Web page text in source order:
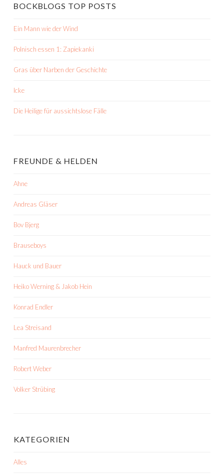
BOCKBLOGS TOP POSTS
Ein Mann wie der Wind
Polnisch essen 1: Zapiekanki
Gras über Narben der Geschichte
Icke
Die Heilige für aussichtslose Fälle
FREUNDE & HELDEN
Ahne
Andreas Gläser
Bov Bjerg
Brauseboys
Hauck und Bauer
Heiko Werning & Jakob Hein
Konrad Endler
Lea Streisand
Manfred Maurenbrecher
Robert Weber
Volker Strübing
KATEGORIEN
Alles